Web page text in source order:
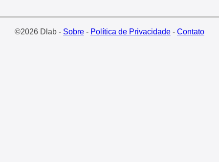
©2026 Dlab - Sobre- Política de Privacidade- Contato